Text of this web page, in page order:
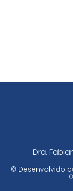
Dra.
© Desenvolvido